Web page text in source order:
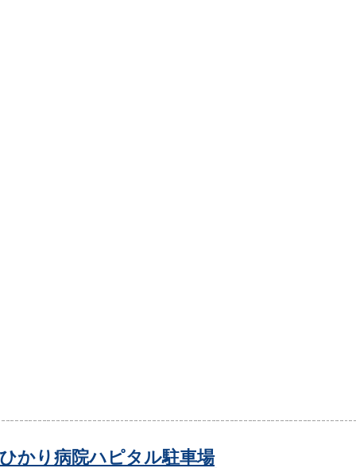
かり病院ハピタル駐車場